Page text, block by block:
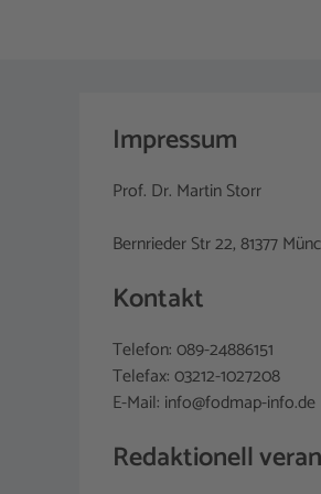
Impressum
Prof. Dr. Martin Storr
Bernrieder Str 22, 81377
Kontakt
Telefon: 089-24886151
Telefax: 03212-1027208
E-Mail: info@fodmap-info.de
Redaktionell